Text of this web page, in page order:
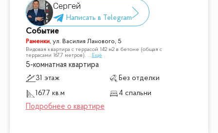
Сергей
Событие
Раменки, ул. Василия Ланового, 5
Видовая квартира с террасой 142 м2 в бетоне (общая с
террасами 167,7 метров). ... Ещё
5-комнатная квартира
31 этаж
Без отделки
167.7 кв.м
4 спальни